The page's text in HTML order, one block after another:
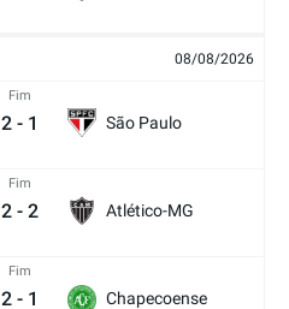
08/08/2026
Fim
2 - 1 São Paulo
Fim
2 - 2 Atlético-MG
Fim
2 - 1 Chapecoense